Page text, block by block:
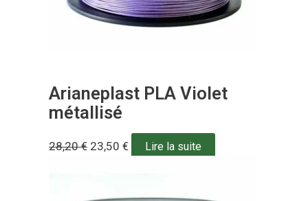
Arianeplast PLA Violet
métallisé
28,20€ 23,50 € Lire la suite